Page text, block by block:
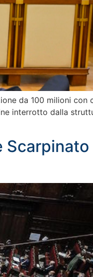
da 100 milioni con
interrotto dalla
Scarpinato